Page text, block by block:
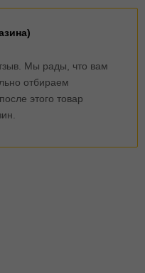
Мы рады, что вам
отбираем
этого товар